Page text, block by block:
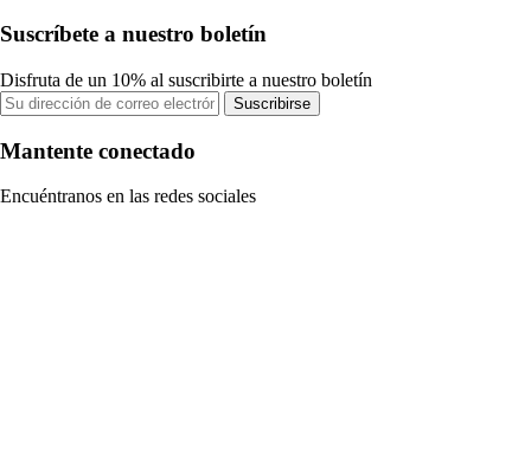
Suscríbete a nuestro boletín
Disfruta de un 10% al suscribirte a nuestro boletín
Suscribirse
Mantente conectado
Encuéntranos en las redes sociales